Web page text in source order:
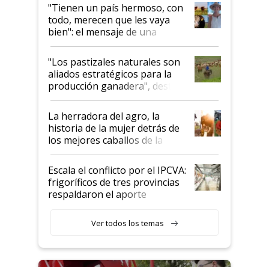
"Tienen un país hermoso, con
todo, merecen que les vaya
bien": el mensaje de una
ganadera uruguaya sobre las
oportunidades que se abren
para el agro en Argentina, con
foco en la carne
"Los pastizales naturales son
aliados estratégicos para la
producción ganadera", destaca
la iniciativa que ya reúne a 46
establecimientos en Argentina
La herradora del agro, la
historia de la mujer detrás de
los mejores caballos de la
Argentina y los mitos que
todavía hacen sufrir a estos
animales: "Mientras me
descalificaban, yo seguí
haciendo currículum"
Escala el conflicto por el IPCVA:
frigoríficos de tres provincias
respaldaron el aporte
Ver todos los temas